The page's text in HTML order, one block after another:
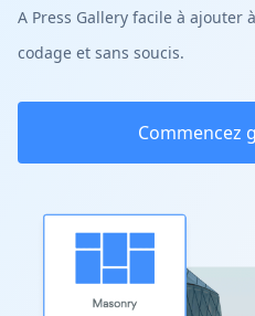
A Press Gallery facile à ajouter
codage et sans soucis.
Commencez